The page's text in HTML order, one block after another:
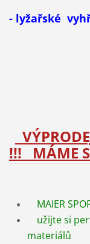
- lyžařské
!!! MÁME
MAIER
užijte si
materiálů